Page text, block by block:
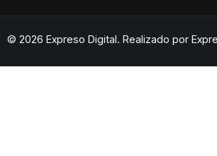
© 2026 Expreso Digital. Realizado por